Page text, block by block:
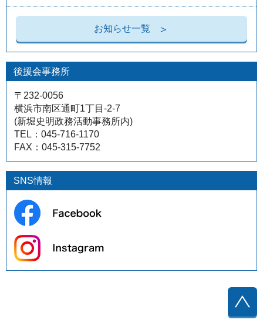
お知らせ一覧
後援会事務所
〒232-0056
横浜市南区通町1丁目-2-7
(新堀史明政務活動事務所内)
TEL：045-716-1170
FAX：045-315-7752
SNS情報